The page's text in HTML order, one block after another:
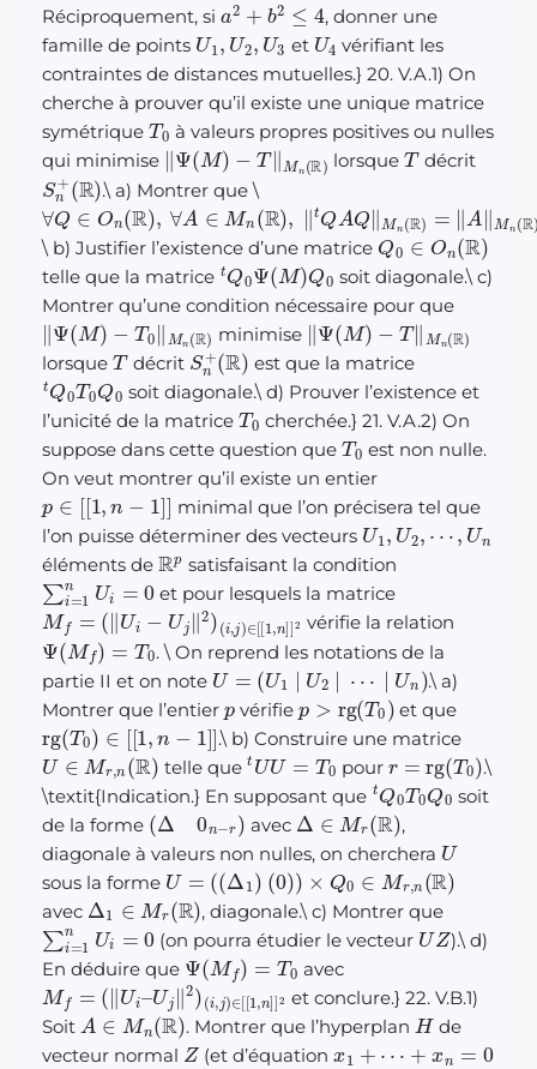
Réciproquement, si
, donner une
famille de points
U U2, U3
et
U4
vérifiant les
contraintes de distances mutuelles.} 20. V.A.1) On
cherche à prouver qu’il existe une unique matrice
symétrique
T0
à valeurs propres positives ou nulles
qui minimise
‖ Ψ (M)− Mn
lorsque
T
décrit
Sn +
(R
.\ a) Montrer que\
∀Q∈On(R), ∀A∈ Mn (R), tQ A Q ‖ M A ‖M
\ b) Justifier l’existence d’une matrice
Q0∈ O n(R)
telle que la matrice
t Q 0Ψ(M Q
soit diagonale.\ c)
Montrer qu’une condition nécessaire pour que
‖ Ψ (M)
− T 0‖ M ( R)
minimise
‖Ψ (M)− Mn
lorsque
T
décrit
Sn +
(R)
est que la matrice
t Q 0T 0Q
soit diagonale.\d) Prouver l’existence et
l’unicité de la matrice
T0
cherchée.} 21. V.A.2) On
suppose dans cette question que
T0
est non nulle.
On veut montrer qu’il existe un entier
[[1 ]
minimal que l’on précisera tel que
l’on puisse déterminer des vecteurs
U U2 Un
éléments de
Rp
satisfaisant la condition
∑i= nU 0
et pour lesquels la matrice
Mf=( Ui−U 2)( i,j)∈ n
vérifie la relation
Ψ (Mf )=T 0
.\ On reprend les notations de la
partie II et on note
U= (U1 | U2 | ⋯ | Un)
.\ a)
Montrer que l’entier
vérifie
p>rg T0 )
et que
rg(T0)∈[[1, n −1]]
.\ b) Construire une matrice
U∈Mr,n (R)
telle que
tUU=T 0
pour
r=rg(T0)
.\
\textit{Indication.} En supposant que
tQ 0T0Q0
soit
de la forme
(Δ0n−r)
avec
Δ∈ Mr(R)
,
diagonale à valeurs non nulles, on cherchera
U
sous la forme
U=((Δ1) (0))×Q0∈ Mr,n(R)
avec
Δ 1∈Mr(R)
, diagonale.\ c) Montrer que
∑i=1 nU =0
(on pourra étudier le vecteur
UZ
).\d)
En déduire que
Ψ (Mf ) 0
avec
Mf Ui–U ‖2 )
(i ,j [1,n] 2
et conclure.} 22. V.B.1)
Soit
A ∈Mn R)
. Montrer que l’hyperplan
H
de
vecteur normal
Z
(et d’équation
x ⋯
+ =